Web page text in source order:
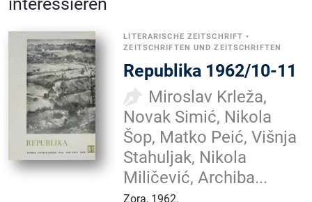
LITERARISCHE ZEITSCHRIFT •
ZEITSCHRIFTEN UND ZEITSCHRIFTEN
Republika 1962/10-11
Miroslav Krleža,
Novak Simić, Nikola
Šop, Matko Peić, Višnja
Stahuljak, Nikola
Miličević, Archiba...
Zora, 1962.